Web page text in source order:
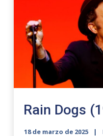
Rain Dogs
18 de marzo de 2025